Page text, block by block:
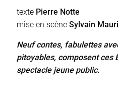
texte Pierre Notte
mise en scèneSylvain
Neuf contes, fabulettes
pitoyables, composent ces
spectacle jeune public.